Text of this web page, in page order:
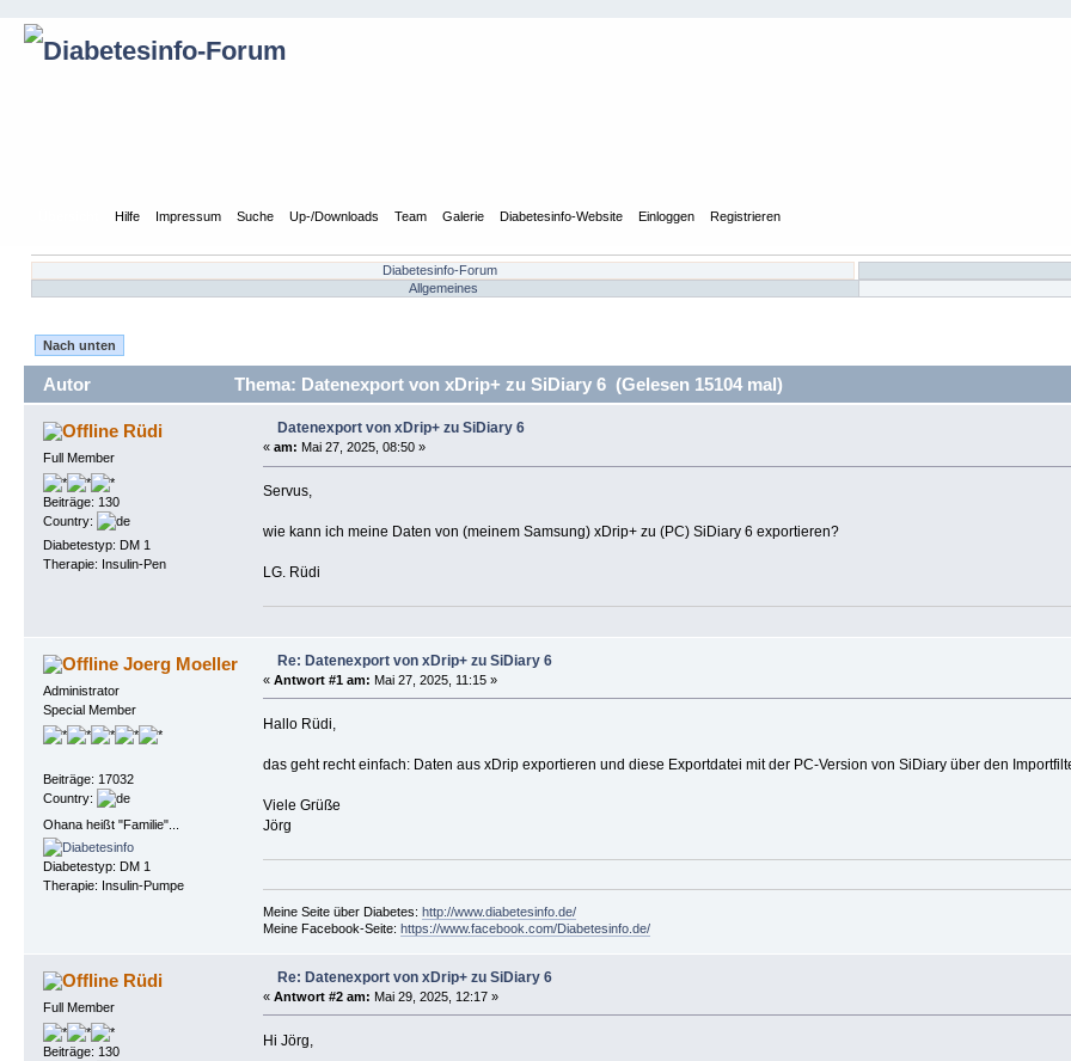
Hilfe Impressum Suche Up-/Downloads Team Galerie Diabetesinfo-Website Einloggen Registrieren
Diabetesinfo-Forum
Allgemeines
Nach unten
Autor Thema: Datenexport von xDrip+ zu SiDiary 6 (Gelesen 15104 mal)
Rüdi
Full Member
Beiträge: 130
Country:
Diabetestyp: DM 1
Therapie: Insulin-Pen
Datenexport von xDrip+ zu SiDiary 6
« am: Mai 27, 2025, 08:50 »
Servus,
wie kann ich meine Daten von (meinem Samsung) xDrip+ zu (PC) SiDiary 6 exportieren?
LG. Rüdi
Joerg Moeller
Administrator
Special Member
Beiträge: 17032
Country:
Ohana heißt "Familie"...
Diabetestyp: DM 1
Therapie: Insulin-Pumpe
Re: Datenexport von xDrip+ zu SiDiary 6
« Antwort #1 am: Mai 27, 2025, 11:15 »
Hallo Rüdi,
das geht recht einfach: Daten aus xDrip exportieren und diese Exportdatei mit der PC-Version von SiDiary über den
Viele Grüße
Jörg
Meine Seite über Diabetes: http://www.diabetesinfo.de/
Meine Facebook-Seite: https://www.facebook.com/Diabetesinfo.de/
Rüdi
Full Member
Beiträge: 130
Re: Datenexport von xDrip+ zu SiDiary 6
« Antwort #2 am: Mai 29, 2025, 12:17 »
Hi Jörg,